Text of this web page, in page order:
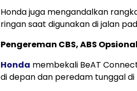
Honda juga mengandalkan
ringan saat digunakan di jalan
Pengereman CBS, ABS Opsional
Honda membekali BeAT
di depan dan peredam tunggal di